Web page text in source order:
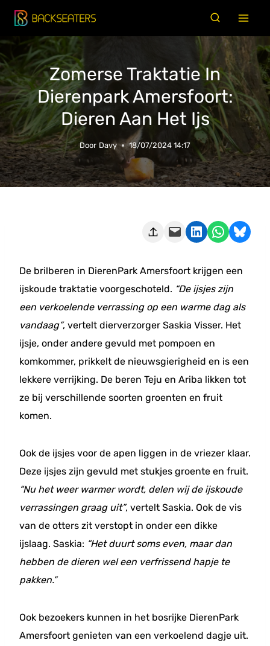
Doorgaan
naar
inhoud
Zomerse Traktatie In
Dierenpark Amersfoort:
Dieren Aan Het Ijs
Door Davy 18/07/2024 14:17
Deze pagina e-mailen Delen op LinkedIn Delen via WhatsApp Share on Bluesky
De brilberen in DierenPark Amersfoort krijgen een
ijskoude traktatie voorgeschoteld. “De ijsjes zijn
een verkoelende verrassing op een warme dag als
vandaag”, vertelt dierverzorger Saskia Visser. Het
ijsje, onder andere gevuld met pompoen en
komkommer, prikkelt de nieuwsgierigheid en is een
lekkere verrijking. De beren Teju en Ariba likken tot
ze bij verschillende soorten groenten en fruit
komen.
Ook de ijsjes voor de apen liggen in de vriezer klaar.
Deze ijsjes zijn gevuld met stukjes groente en fruit.
“Nu het weer warmer wordt, delen wij de ijskoude
verrassingen graag uit”, vertelt Saskia. Ook de vis
van de otters zit verstopt in onder een dikke
ijslaag. Saskia: “Het duurt soms even, maar dan
hebben de dieren wel een verfrissend hapje te
pakken.”
Ook bezoekers kunnen in het bosrijke DierenPark
Amersfoort genieten van een verkoelend dagje uit.